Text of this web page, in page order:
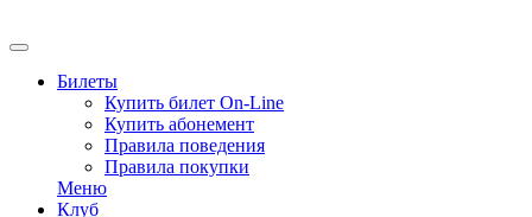
Билеты
Купить билет On-Line
Купить абонемент
Правила поведения
Правила покупки
Меню
Клуб